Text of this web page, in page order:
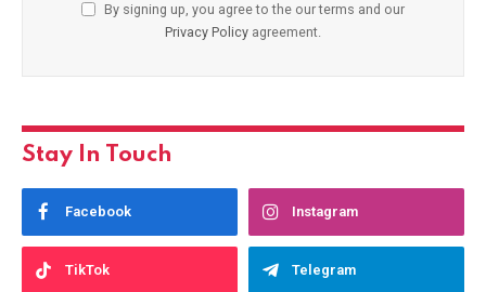
By signing up, you agree to the our terms and our
Privacy Policy agreement.
Stay In Touch
Facebook Instagram
TikTok Telegram